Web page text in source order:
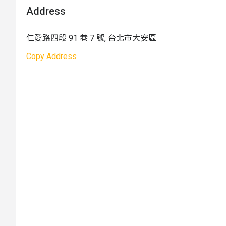
2. 復興國小：台北市敦化南路一段 262 號，不分平假日
除了針對幼兒的藝術活動，Little Art 還設立了成人藝術
術作品，還可以邀請朋友共同參加，享受快樂而色彩繽
Address
仁愛路四段 91 巷 7 號, 台北市大安區
Copy Address